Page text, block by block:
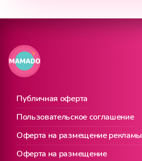
Публичная оферта
Пользовательское соглашение
Оферта на размещение рекламы
Оферта на размещение